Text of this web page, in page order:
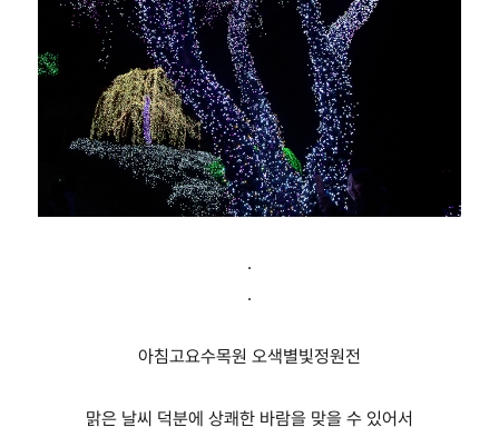
.
.
아침고요수목원 오색별빛정원전
맑은 날씨 덕분에 상쾌한 바람을 맞을 수 있어서